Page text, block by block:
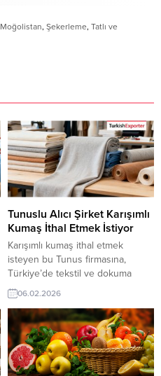
Moğolistan, Şekerleme, Tatlı ve
Tunuslu Alıcı Şirket Karışımlı
Kumaş İthal Etmek İstiyor
Karışımlı kumaş ithal etmek
isteyen bu Tunus firmasına,
Türkiye’de tekstil ve dokuma
sanayi ile kumaş üreticisi veya
tedarikçisi olan ihracatçı firmalar
teklif sunabilirler. Yeni bir ihracat
pazarı fırsatı olan bu alım ilanının
iletişim bilgilerine TurkishExporter
VIP üyeleri ile TE üyelik kredisi
sahibi ihracat şirketleri
06.02.2026